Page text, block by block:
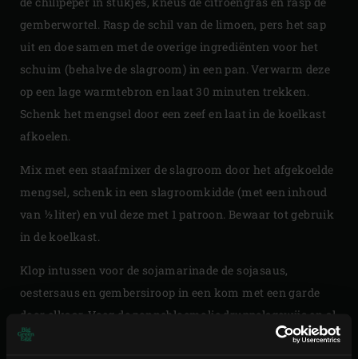
gemberwortel. Rasp de schil van de limoen, pers het sap
uit en doe samen met de overige ingrediënten voor het
schuim (behalve de slagroom) in een pan. Verwarm deze
op een lage warmtebron en laat 30 minuten trekken.
Schenk het mengsel door een zeef en laat in de koelkast
afkoelen.
Mix met een staafmixer de slagroom door het afgekoelde
mengsel, schenk in een slagroomkidde (met een inhoud
van ½ liter) en vul deze met 1 patroon. Bewaar tot gebruik
in de koelkast.
Klop intussen voor de sojamarinade de sojasaus,
oestersaus en gembersiroop in een kom met een garde
door elkaar. Voeg de zonnebloemolie druppelsgewijs en al
kloppend toe. Snijd voor de garnering het witte gedeelte